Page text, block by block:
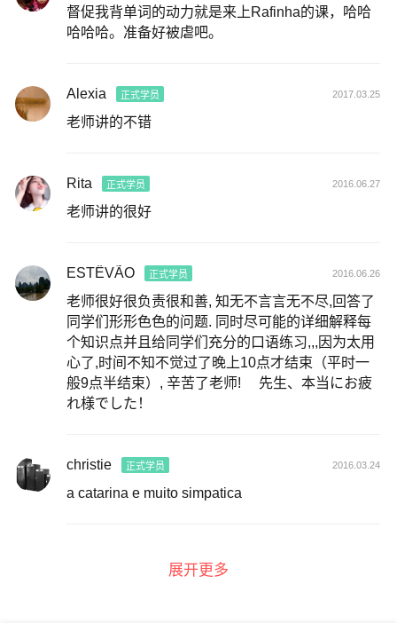
督促我背单词的动力就是来上Rafinha的课，哈哈
哈哈哈。准备好被虐吧。
Alexia 正式学员 2017.03.25
老师讲的不错
Rita 正式学员 2016.06.27
老师讲的很好
ESTÊVÃO 正式学员 2016.06.26
老师很好很负责很和善, 知无不言言无不尽,回答了
同学们形形色色的问题. 同时尽可能的详细解释每
个知识点并且给同学们充分的口语练习,,,因为太用
心了,时间不知不觉过了晚上10点才结束（平时一
般9点半结束）, 辛苦了老师! 先生、本当にお疲
れ様でした！
christie 正式学员 2016.03.24
a catarina e muito simpatica
展开更多